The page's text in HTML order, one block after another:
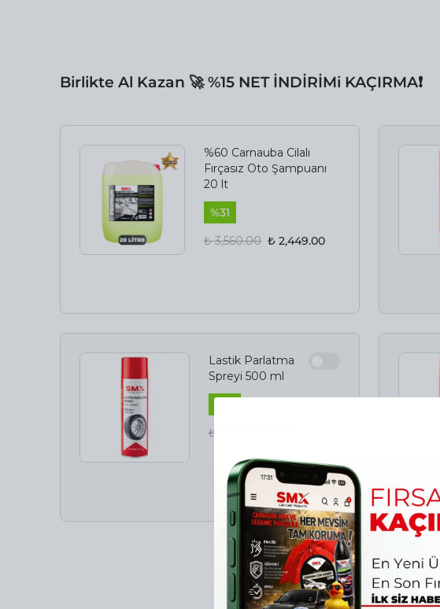
Birlikte Al Kazan 🚀 %15 NET İNDİRİMi KAÇIRMA❗️
%60 Carnauba Cilalı
Fırçasız Oto Şampuanı
20 lt
%31
₺ 3,560.00 ₺ 2,449.00
Lastik Parlatma
Spreyi 500 ml
₺ 349.00